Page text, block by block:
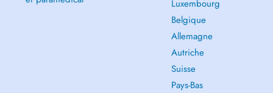
Luxembourg
Belgique
Allemagne
Autriche
Suisse
Pays-Bas